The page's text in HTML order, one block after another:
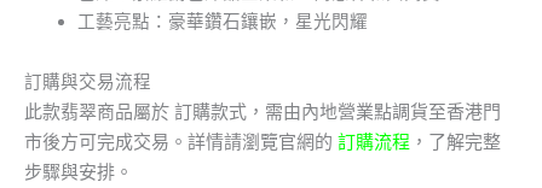
工藝亮點：豪華鑽石鑲嵌，星光閃耀
訂購與交易流程
此款翡翠商品屬於 訂購款式，需由內地營業點調貨至香港門
市後方可完成交易。詳情請瀏覽官網的 訂購流程 ，了解完整
步驟與安排。